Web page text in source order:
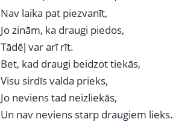
Nav laika pat piezvanīt,
Jo zinām, ka draugi piedos,
Tādēļ var arī rīt.
Bet, kad draugi beidzot tiekās,
Visu sirdīs valda prieks,
Jo neviens tad neizliekās,
Un nav neviens starp draugiem lieks.